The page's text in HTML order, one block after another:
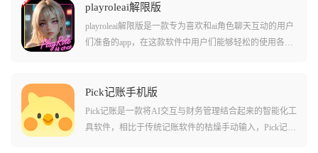
playroleai解限版
playroleai解限版是一款专为喜欢和ai角色聊天互动的用户
们准备的app，在这款软件中用户们能够轻松的使用各种
件中的ai角色的记忆能力都很持久，能够长时期的记住您
的对话内容，更好的衔接上下文和其他的深度对话内
容，让您体验沉浸式的角色体验!
Pick记账手机版
Pick记账是一款将AI交互与财务管理结合起来的智能化工
具软件，相比于传统记账软件的枯燥手动输入，Pick记账